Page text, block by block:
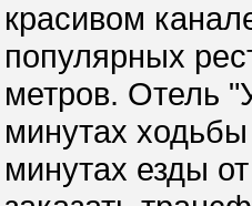
красивом
популярных
метров. Отель
минутах
минутах езды